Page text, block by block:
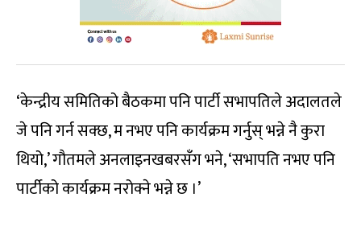
‘केन्द्रीय समितिको बैठकमा पनि पार्टी सभापतिले अदालतले
जे पनि गर्न सक्छ, म नभए पनि कार्यक्रम गर्नुस् भन्ने नै कुरा
थियो,’ गौतमले अनलाइनखबरसँग भने, ‘सभापति नभए पनि
पार्टीको कार्यक्रम नरोक्ने भन्ने छ ।’